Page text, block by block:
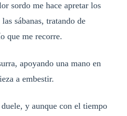
sordo me hace apretar los
sábanas, tratando de
que me recorre.
apoyando una mano en
a embestir.
y aunque con el tiempo